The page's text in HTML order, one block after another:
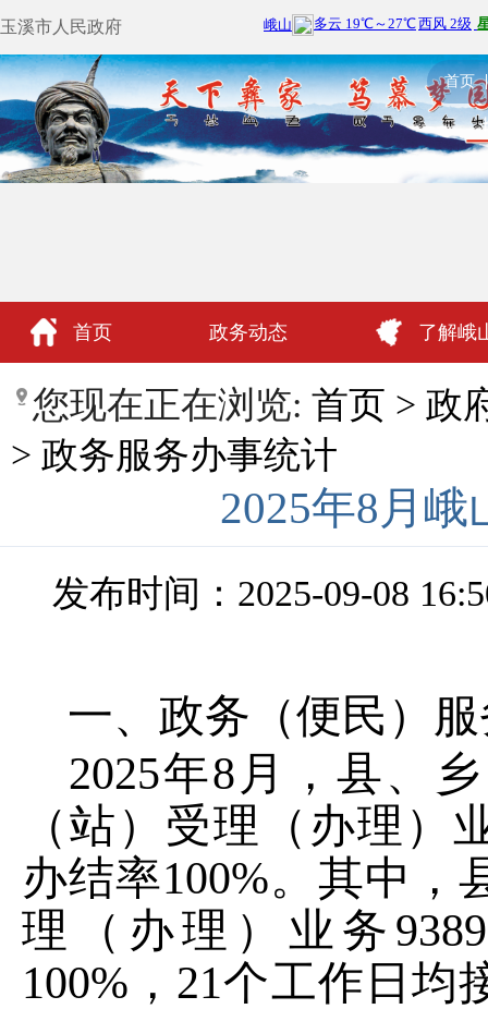
玉溪市人民政府
首页
首页 政务动态 了解峨
政民互动
您现在正在浏览: 首页 > 政
> 政务服务办事统计
2025年8月
发布时间：2025-09-08
一、政务（便民）
2025年8 月， 县、
（站） 受理（办理）
办结率100%。其中，
理（办理）业务 9389
100% ， 21个工作日均